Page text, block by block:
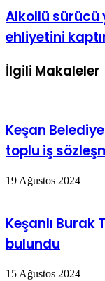
Alkollü sürücü
ehliyetini
İlgili Makaleler
Keşan
toplu iş
19 Ağustos 2024
Keşanlı Burak
bulundu
15 Ağustos 2024